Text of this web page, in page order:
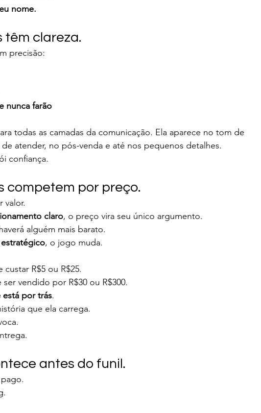
nome.
têm clareza.
precisão:
nunca farão
todas as camadas da comunicação. Ela aparece no tom de
atender, no pós-venda e até nos pequenos detalhes.
confiança.
competem por preço.
valor.
claro, o preço vira seu único argumento.
alguém mais barato.
, o jogo muda.
R$5 ou R$25.
vendido por R$30 ou R$300.
está por trás.
que ela carrega.
antes do funil.